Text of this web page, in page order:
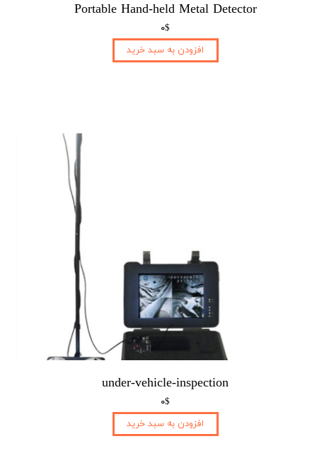
Portable Hand-held Metal Detector
۰$
افزودن به سبد خرید
under-vehicle-inspection
۰$
افزودن به سبد خرید